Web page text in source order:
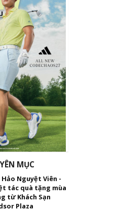
MỤC
Hảo Nguyệt Viên -
tác quà tặng mùa
từ Khách Sạn
Plaza